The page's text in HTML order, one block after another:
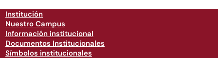
Institución
Nuestro Campus
Información institucional
Documentos Institucionales
Símbolos institucionales